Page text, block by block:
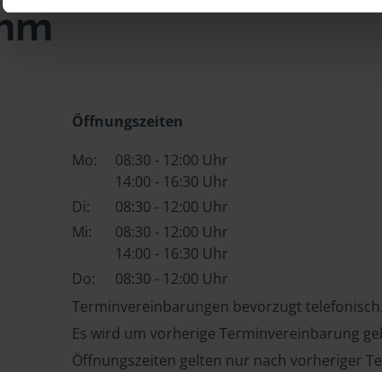
Öffnungszeiten
Mo:
08:30 - 12:00 Uhr
14:00 - 16:30 Uhr
Di:
08:30 - 12:00 Uhr
Mi:
08:30 - 12:00 Uhr
14:00 - 16:30 Uhr
Do:
08:30 - 12:00 Uhr
Terminvereinbarungen bevorzugt telefonisch.
Es wird um vorherige Terminvereinbarung
Öffnungszeiten gelten nur nach vorheriger